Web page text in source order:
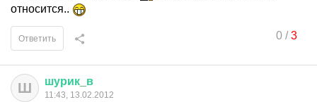
относится..
0/3
Ответить
Ш шурик в
11:43, 13.02.2012